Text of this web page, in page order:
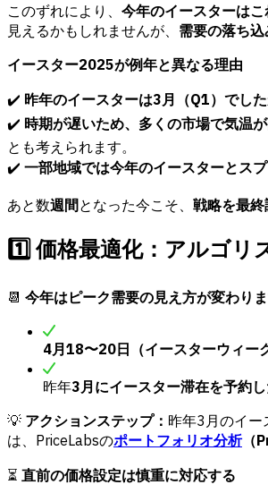
このずれにより、 今年のイースターは
見えるかもしれませんが、 需要の落ち込
イースター2025が例年と異なる理由
✔️ 昨年のイースターは3月（Q1）でし
✔️ 時期が遅いため、多くの市場で気温
とも考えられます。
✔️ 一部地域では今年のイースターとス
あと数週間となった今こそ、 戦略を最
1️⃣ 価格最適化：アルゴリ
📆 今年はピーク需要の見え方が変わり
4月18〜20日（イースターウィー
昨年3月にイースター滞在を予約
💡 アクションステップ： 昨年3月のイー
は、PriceLabsのポートフォリオ分析（
⏳ 直前の価格設定は慎重に対応する